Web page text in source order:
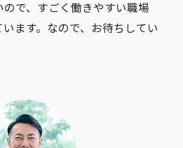
で、すごく働きやすい職場
ます。なので、お待ちしてい